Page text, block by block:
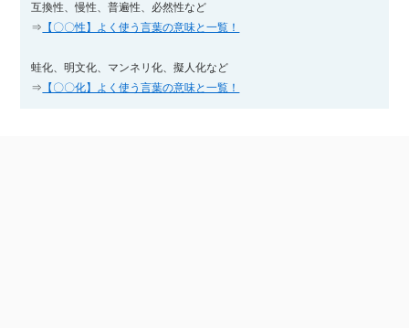
互換性、慢性、普遍性、必然性など
⇒
【〇〇性】よく使う言葉の意味と一覧！
蛙化、明文化、マンネリ化、擬人化など
⇒
【〇〇化】よく使う言葉の意味と一覧！